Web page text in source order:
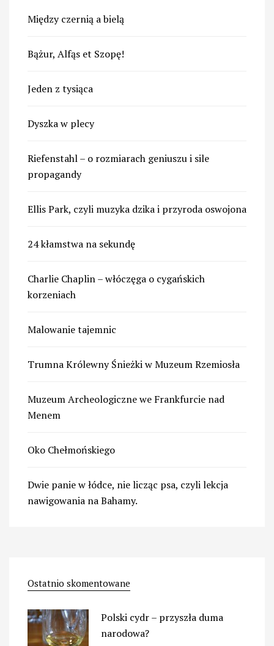
Między czernią a bielą
Bążur, Alfąs et Szopę!
Jeden z tysiąca
Dyszka w plecy
Riefenstahl – o rozmiarach geniuszu i sile
propagandy
Ellis Park, czyli muzyka dzika i przyroda oswojona
24 kłamstwa na sekundę
Charlie Chaplin – włóczęga o cygańskich
korzeniach
Malowanie tajemnic
Trumna Królewny Śnieżki w Muzeum Rzemiosła
Muzeum Archeologiczne we Frankfurcie nad
Menem
Oko Chełmońskiego
Dwie panie w łódce, nie licząc psa, czyli lekcja
nawigowania na Bahamy.
Ostatnio skomentowane
Polski cydr – przyszła duma
narodowa?